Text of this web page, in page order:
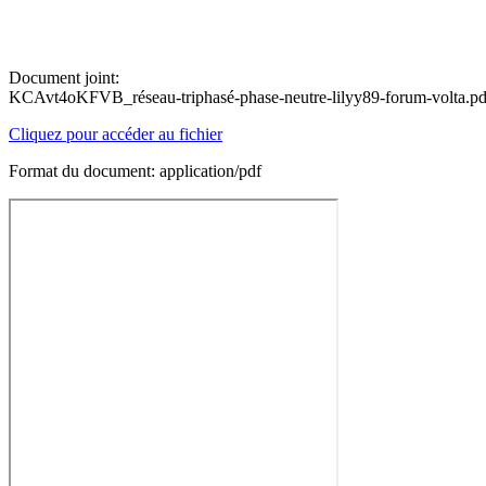
Document joint:
KCAvt4oKFVB_réseau-triphasé-phase-neutre-lilyy89-forum-
Cliquez pour accéder au fichier
Format du document: application/pdf